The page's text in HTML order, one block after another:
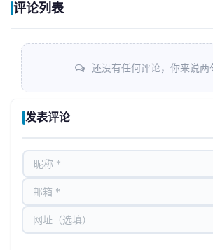
评论列表
还没有任何评论，你来说两
发表评论